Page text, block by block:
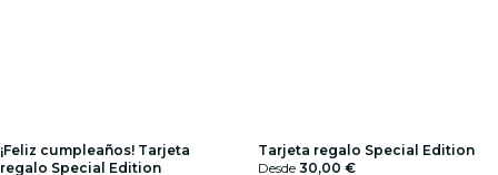
¡Feliz cumpleaños! Tarjeta
regalo Special Edition
Tarjeta regalo Special Edition
Desde 30,00 €